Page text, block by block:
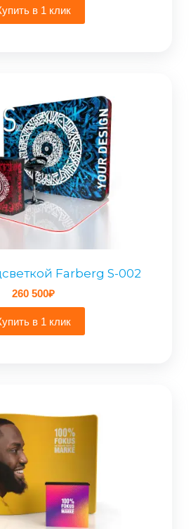
в 1 клик
Farberg S-002
260 500₽
в 1 клик